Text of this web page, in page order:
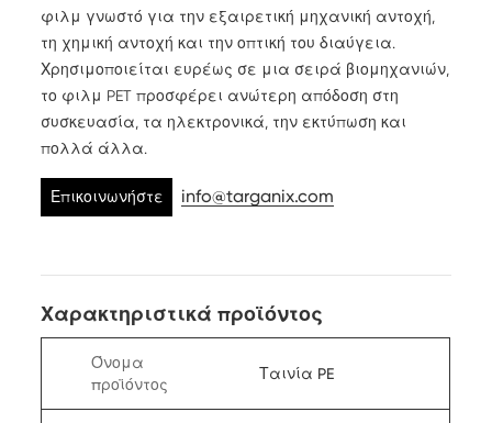
φιλμ γνωστό για την εξαιρετική μηχανική αντοχή,
τη χημική αντοχή και την οπτική του διαύγεια.
Χρησιμοποιείται ευρέως σε μια σειρά βιομηχανιών,
το φιλμ PET προσφέρει ανώτερη απόδοση στη
συσκευασία, τα ηλεκτρονικά, την εκτύπωση και
πολλά άλλα.
Επικοινωνήστε info@targanix.com
Χαρακτηριστικά προϊόντος
Όνομα
προϊόντος
Ταινία PE